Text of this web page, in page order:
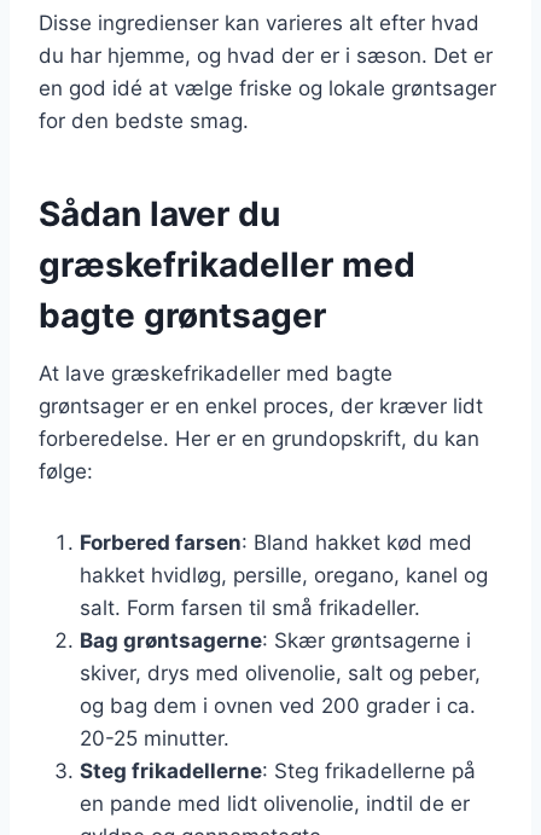
Disse ingredienser kan varieres alt efter hvad
du har hjemme, og hvad der er i sæson. Det er
en god idé at vælge friske og lokale grøntsager
for den bedste smag.
Sådan laver du
græskefrikadeller med
bagte grøntsager
At lave græskefrikadeller med bagte
grøntsager er en enkel proces, der kræver lidt
forberedelse. Her er en grundopskrift, du kan
følge:
Forbered farsen: Bland hakket kød med
hakket hvidløg, persille, oregano, kanel og
salt. Form farsen til små frikadeller.
Bag grøntsagerne: Skær grøntsagerne i
skiver, drys med olivenolie, salt og peber,
og bag dem i ovnen ved 200 grader i ca.
20-25 minutter.
Steg frikadellerne: Steg frikadellerne på
en pande med lidt olivenolie, indtil de er